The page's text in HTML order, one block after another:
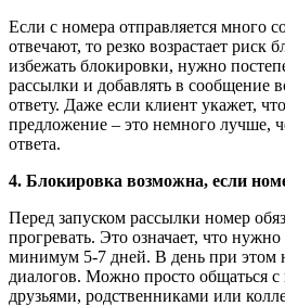
Если с номера отправляется много
отвечают, то резко возрастает риск
избежать блокировки, нужно
рассылки и добавлять в сообщение
ответу. Даже если клиент укажет,
предложение – это немного лучше,
ответа.
4. Блокировка возможна, если
Перед запуском рассылки номер
прогревать. Это означает, что
минимум 5-7 дней. В день при этом
диалогов. Можно просто общаться с
друзьями, родственниками или